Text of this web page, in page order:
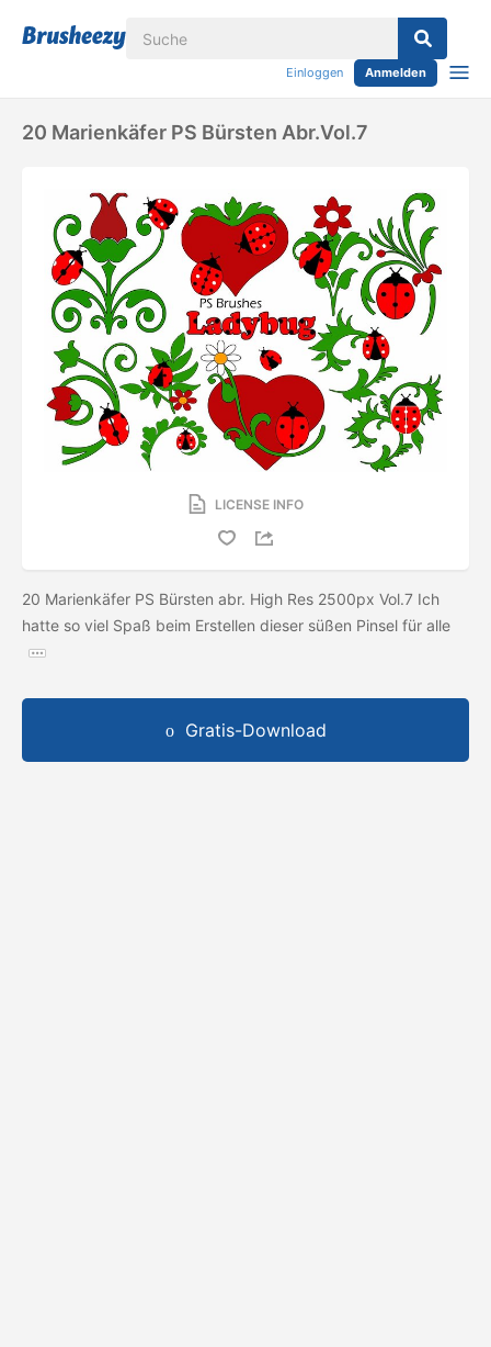
Einloggen Anmelden
20 Marienkäfer PS Bürsten Abr.Vol.7
LICENSE INFO
20 Marienkäfer PS Bürsten abr. High Res 2500px Vol.7 Ich
hatte so viel Spaß beim Erstellen dieser süßen Pinsel für alle
Gratis-Download